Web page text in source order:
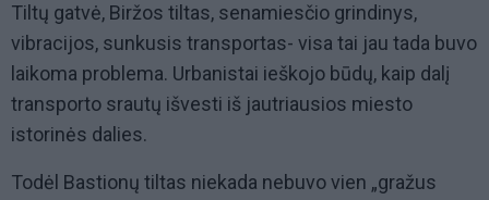
Tiltų gatvė, Biržos tiltas, senamiesčio grindinys,
vibracijos, sunkusis transportas- visa tai jau tada buvo
laikoma problema. Urbanistai ieškojo būdų, kaip dalį
transporto srautų išvesti iš jautriausios miesto
istorinės dalies.
Todėl Bastionų tiltas niekada nebuvo vien „gražus